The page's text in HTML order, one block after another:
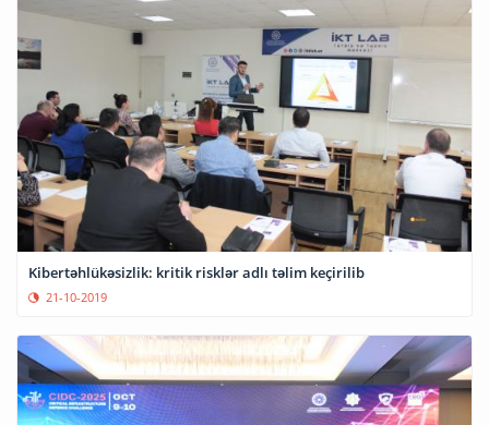
Kibertəhlükəsizlik: kritik risklər adlı təlim keçirilib
21-10-2019